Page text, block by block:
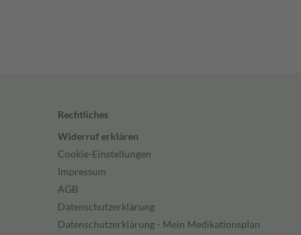
Rechtliches
Widerruf erklären
Cookie-Einstellungen
Impressum
AGB
Datenschutzerklärung
Datenschutzerklärung - Mein Medikationsplan